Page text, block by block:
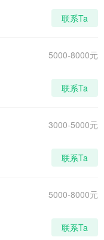
联系Ta
5000-8000元
联系Ta
3000-5000元
联系Ta
5000-8000元
联系Ta